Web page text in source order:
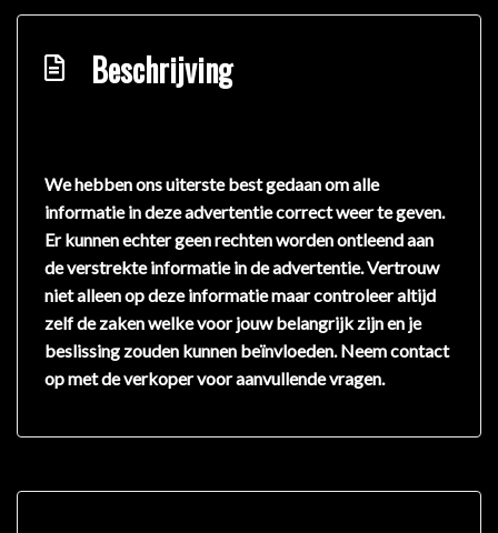
Beschrijving
We hebben ons uiterste best gedaan om alle
informatie in deze advertentie correct weer te geven.
Er kunnen echter geen rechten worden ontleend aan
de verstrekte informatie in de advertentie. Vertrouw
niet alleen op deze informatie maar controleer altijd
zelf de zaken welke voor jouw belangrijk zijn en je
beslissing zouden kunnen beïnvloeden. Neem contact
op met de verkoper voor aanvullende vragen.